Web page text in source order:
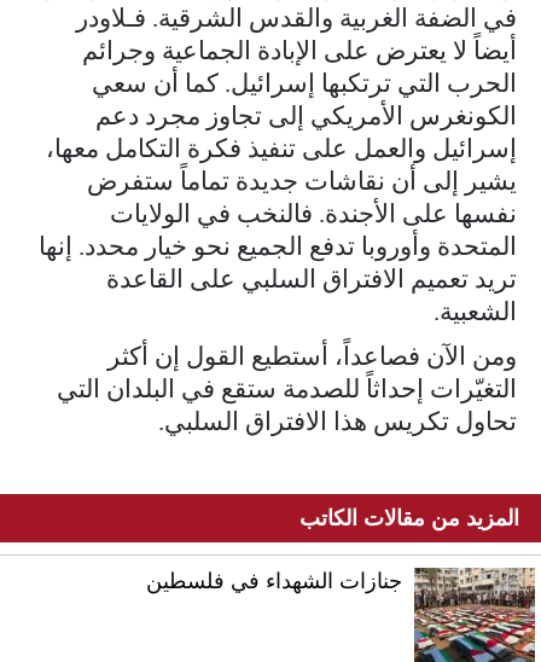
في الضفة الغربية والقدس الشرقية. فـلاودر
أيضاً لا يعترض على الإبادة الجماعية وجرائم
الحرب التي ترتكبها إسرائيل. كما أن سعي
الكونغرس الأمريكي إلى تجاوز مجرد دعم
إسرائيل والعمل على تنفيذ فكرة التكامل معها،
يشير إلى أن نقاشات جديدة تماماً ستفرض
نفسها على الأجندة. فالنخب في الولايات
المتحدة وأوروبا تدفع الجميع نحو خيار محدد. إنها
تريد تعميم الافتراق السلبي على القاعدة
الشعبية.
ومن الآن فصاعداً، أستطيع القول إن أكثر
التغيّرات إحداثاً للصدمة ستقع في البلدان التي
تحاول تكريس هذا الافتراق السلبي.
المزيد من مقالات الكاتب
جنازات الشهداء في فلسطين